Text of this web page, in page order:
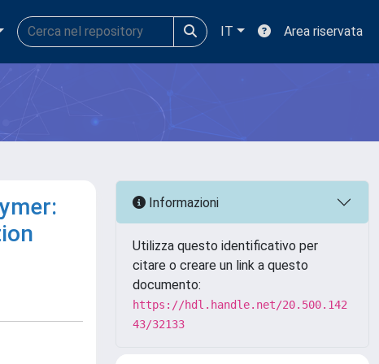
IT Area riservata
Informazioni
Utilizza questo identificativo per
citare o creare un link a questo
documento:
https://hdl.handle.net/20.500.142
43/32133